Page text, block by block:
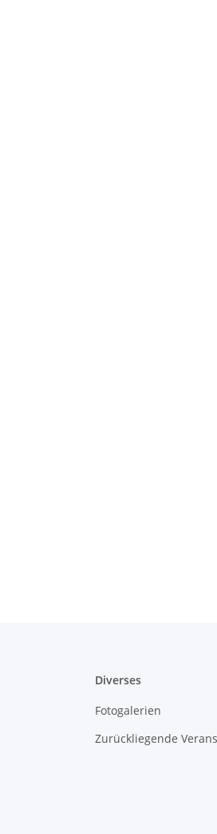
Diverses
Fotogalerien
Zurückliegende